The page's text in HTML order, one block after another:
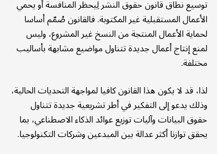
توسيع نطاق قانون حقوق النشر لِيحظر المنافسة أو يحمي
الأعمال المستقبلية غير المكتوبة. فالقانون صُمّم أساسا
لحماية الأعمال المنتجة من النسخ غير المشروع، وليس
لمنع إنتاج أعمال جديدة تتناول مواضيع مشابهة بأساليب
مختلفة.
لذا، قد لا يكون هذا القانون كافيا لمواجهة التحديات الحالية،
وذلك يدعو إلى التفكير في أطر تشريعية جديدة تتناول
حقوق البيانات وآليات توزيع عوائد الذكاء الاصطناعي، بما
يحقق توازنا أكثر عدالة بين المبدعين وشركات التكنولوجيا.